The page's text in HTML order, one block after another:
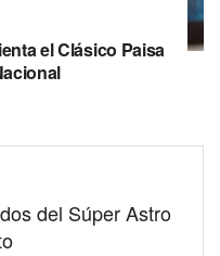
el Clásico Paisa
del Súper Astro